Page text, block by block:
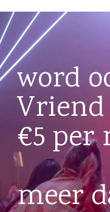
word
Vriend
€5 per
meer